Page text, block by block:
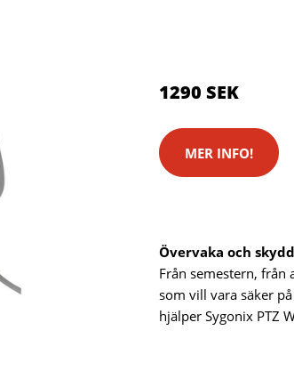
1290 SEK
MER INFO!
Övervaka och
Från semestern, från
som vill vara säker
hjälper Sygonix PTZ